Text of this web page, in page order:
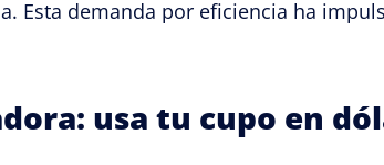
Esta demanda por eficiencia ha
usa tu cupo en